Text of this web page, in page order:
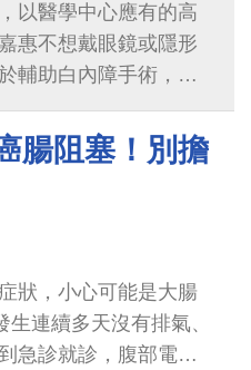
以醫學中心應有的高
惠不想戴眼鏡或隱形
輔助白內障手術，取
口較平整...
腸阻塞！別擔
狀，小心可能是大腸
連續多天沒有排氣、
急診就診，腹部電腦